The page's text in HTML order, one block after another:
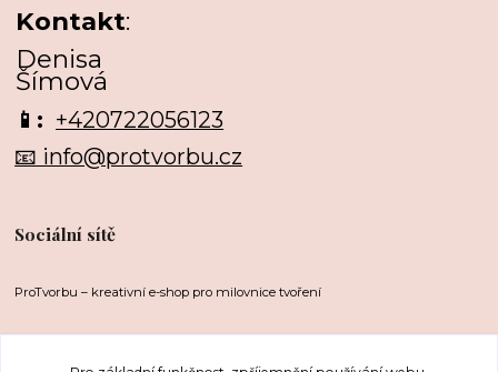
Kontakt:
Denisa
Šímová
📱: +420722056123
📧 info@protvorbu.cz
Sociální sítě
ProTvorbu – kreativní e-shop pro milovnice tvoření